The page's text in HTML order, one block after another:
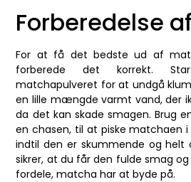
Forberedelse
For at få det bedste ud af
forberede det korrekt.
matchapulveret for at undgå
en lille mængde varmt vand, der
da det kan skade smagen. Brug
en chasen, til at piske matchaen
indtil den er skummende og helt
sikrer, at du får den fulde smag
fordele, matcha har at byde på.